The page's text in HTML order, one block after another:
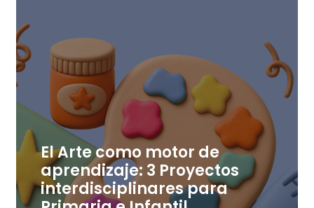
El Arte como motor de
aprendizaje: 3 Proyectos
interdisciplinares para